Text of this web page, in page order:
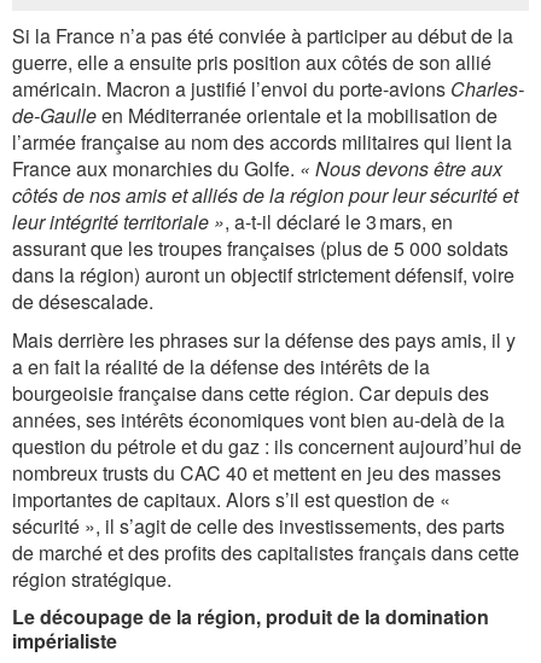
Si la France n’a pas été conviée à participer au début de la
guerre, elle a ensuite pris position aux côtés de son allié
américain. Macron a justifié l’envoi du porte-avions Charles-
de-Gaulleen Méditerranée orientale et la mobilisation de
l’armée française au nom des accords militaires qui lient la
France aux monarchies du Golfe. « Nous devons être aux
côtés de nos amis et alliés de la région pour leur sécurité et
leur intégrité territoriale », a-t-il déclaré le 3 mars, en
assurant que les troupes françaises (plus de 5 000 soldats
dans la région) auront un objectif strictement défensif, voire
de désescalade.
Mais derrière les phrases sur la défense des pays amis, il y
a en fait la réalité de la défense des intérêts de la
bourgeoisie française dans cette région. Car depuis des
années, ses intérêts économiques vont bien au-delà de la
question du pétrole et du gaz : ils concernent aujourd’hui de
nombreux trusts du CAC 40 et mettent en jeu des masses
importantes de capitaux. Alors s’il est question de «
sécurité », il s’agit de celle des investissements, des parts
de marché et des profits des capitalistes français dans cette
région stratégique.
Le découpage de la région, produit de la domination
impérialiste